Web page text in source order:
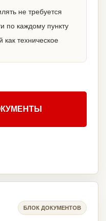
не требуется
по каждому пункту
как техническое
БЛОК ДОКУМЕНТОВ